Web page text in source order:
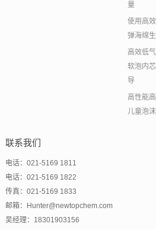
量
使用高
弹海绵
高效低
软泡内
导
高性能
儿童泡
联系我们
电话：021-5169 1811
电话：021-5169 1822
传真：021-5169 1833
邮箱：Hunter@newtopchem.com
吴经理：18301903156